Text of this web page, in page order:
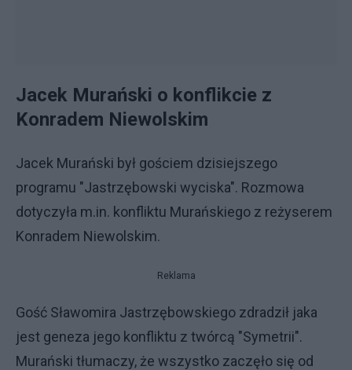
Jacek Murański o konflikcie z
Konradem Niewolskim
Jacek Murański był gościem dzisiejszego
programu "Jastrzębowski wyciska". Rozmowa
dotyczyła m.in. konfliktu Murańskiego z reżyserem
Konradem Niewolskim.
Reklama
Gość Sławomira Jastrzębowskiego zdradził jaka
jest geneza jego konfliktu z twórcą "Symetrii".
Murański tłumaczy, że wszystko zaczęło się od